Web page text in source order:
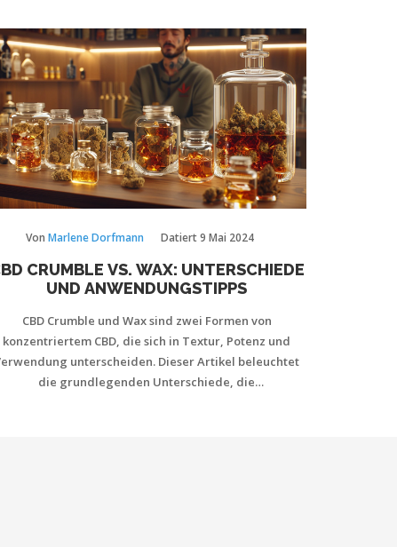
Von Marlene Dorfmann Datiert9 Mai 2024
CRUMBLE VS. WAX: UNTERSCHIEDE
UND ANWENDUNGSTIPPS
CBD Crumble und Wax sind zwei Formen von
konzentriertem CBD, die sich in Textur, Potenz und
unterscheiden. Dieser Artikel beleuchtet
die grundlegenden Unterschiede, die